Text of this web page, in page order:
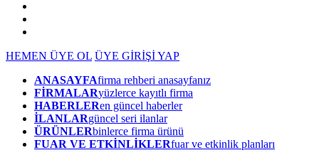
HEMEN ÜYE OL ÜYE GİRİŞİ YAP
ANASAYFAfirma rehberi anasayfanız
FİRMALARyüzlerce kayıtlı firma
HABERLERen güncel haberler
İLANLARgüncel seri ilanlar
ÜRÜNLERbinlerce firma ürünü
FUAR VE ETKİNLİKLERfuar ve etkinlik planları